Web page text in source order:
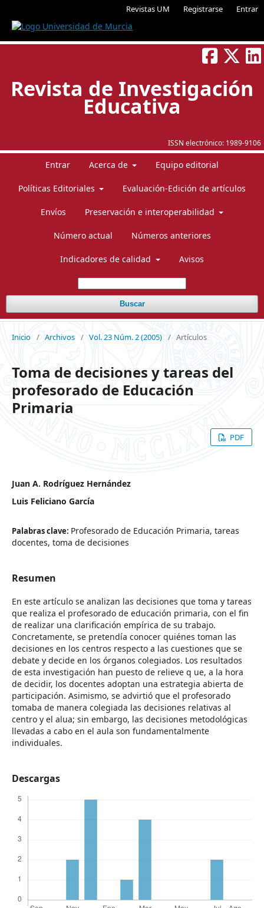
Revistas UM Registrarse Entrar
ISSN electrónico: 1989-9106
Revista de Investigación
Educativa
Entrar Acerca de Equipo editorial
Políticas Editoriales Evaluación-Edición de artículos
Envíos Preservación e interoperabilidad
Número actual Números anteriores
Indicadores de calidad Avisos
Buscar
Inicio / Archivos / Vol. 23 Núm. 2 (2005) / Artículos
Toma de decisiones y tareas del
profesorado de Educación
Primaria
PDF
Juan A. Rodríguez Hernández
Luis Feliciano García
Palabras clave: Profesorado de Educación Primaria, tareas
docentes, toma de decisiones
Resumen
En este artículo se analizan las decisiones que toma y tareas
que realiza el profesorado de educación primaria, con el fin
de realizar una clarificación empírica de su trabajo.
Concretamente, se pretendía conocer quiénes toman las
decisiones en los centros respecto a las cuestiones que se
debate y decide en los órganos colegiados. Los resultados
de esta investigación han puesto de relieve q ue, a la hora
de decidir, los docentes adoptan una estrategia abierta de
participación. Asimismo, se advirtió que el profesorado
tomaba de manera colegiada las decisiones relativas al
centro y el alua; sin embargo, las decisiones metodológicas
llevadas a cabo en el aula son fundamentalmente
individuales.
Descargas